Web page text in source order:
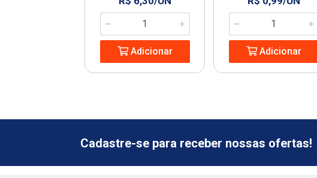
Adicionar Adicionar
Cadastre-se para receber nossas ofertas!